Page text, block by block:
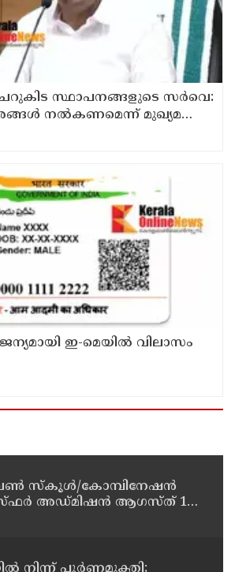
സ്ഥാപനങ്ങളുടെ സർവെ:
നൽകണമെന്ന് മുഖ്യമന്ത്രി
ഇ-മെയിൽ വിലാസം
സ്‌കൂൾ/കോമ്പിനേഷൻ
അഡ്മിഷൻ ആഗസ്ത് 10,